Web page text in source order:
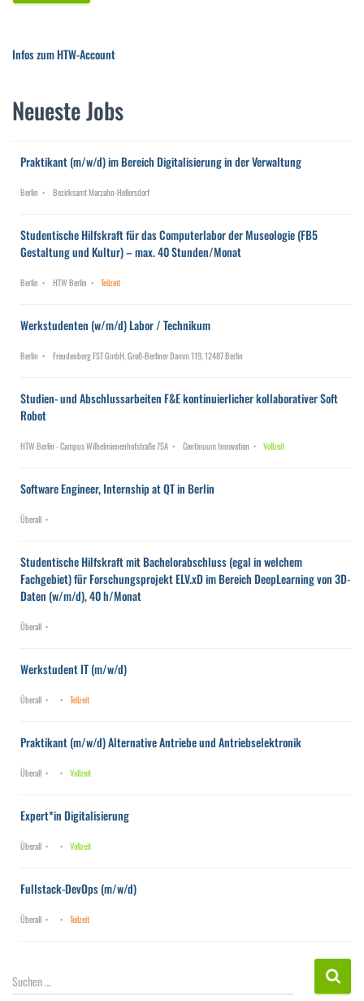
Infos zum HTW-Account
Neueste Jobs
Praktikant (m/w/d) im Bereich Digitalisierung in der Verwaltung
Berlin Bezirksamt Marzahn-Hellersdorf
Studentische Hilfskraft für das Computerlabor der Museologie (FB5
Gestaltung und Kultur) – max. 40 Stunden/Monat
Berlin HTW Berlin Teilzeit
Werkstudenten (w/m/d) Labor / Technikum
Berlin Freudenberg FST GmbH, Groß-Berliner Damm 119, 12487 Berlin
Studien- und Abschlussarbeiten F&E kontinuierlicher kollaborativer Soft
Robot
HTW Berlin - Campus Wilhelmienenhofstraße 75A Continuum Innovation Vollzeit
Software Engineer, Internship at QT in Berlin
Überall
Studentische Hilfskraft mit Bachelorabschluss (egal in welchem
Fachgebiet) für Forschungsprojekt ELV.xD im Bereich DeepLearning von 3D-
Daten (w/m/d), 40 h/Monat
Überall
Werkstudent IT (m/w/d)
Überall Teilzeit
Praktikant (m/w/d) Alternative Antriebe und Antriebselektronik
Überall Vollzeit
Expert*in Digitalisierung
Überall Vollzeit
Fullstack-DevOps (m/w/d)
Überall Teilzeit
S
u
Suchen …